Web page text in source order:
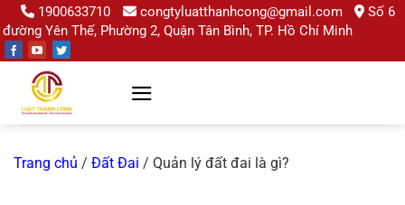
Chuyển
đến
nội
1900633710 congtyluatthanhcong@gmail.com
Số 6
đường Yên Thế, Phường 2, Quận Tân Bình, TP. Hồ Chí Minh
Trang chủ / Đất Đai / Quản lý đất đai là gì?